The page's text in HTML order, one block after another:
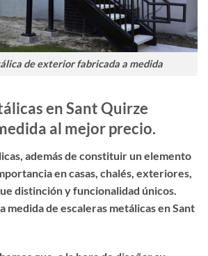
de exterior fabricada a medida
en Sant Quirze
al mejor precio.
además de constituir un elemento
en casas, chalés, exteriores,
distinción y funcionalidad únicos.
medida de escaleras metálicas en Sant